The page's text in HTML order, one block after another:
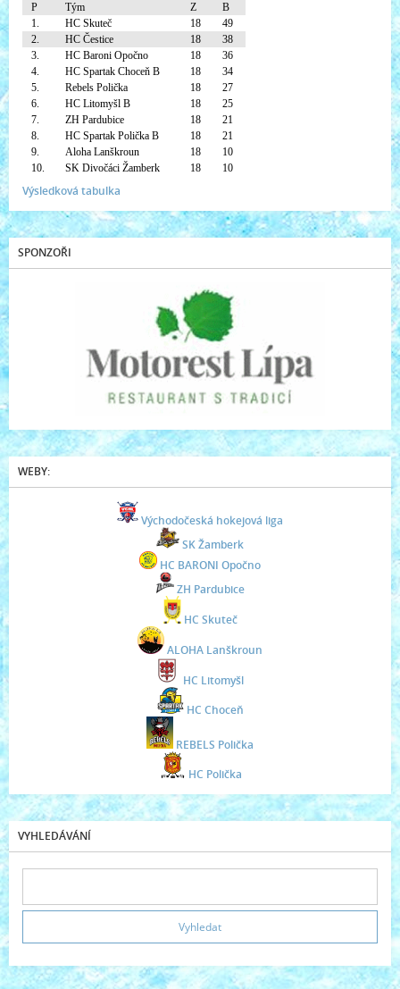
P Tým Z
B
1.
HC Skuteč 18
49
2.
HC Čestice 18
38
3.
HC Baroni Opočno 18
36
4.
HC Spartak Choceň B 18
34
5.
Rebels Polička 18
27
6.
HC Litomyšl B 18
25
7.
ZH Pardubice 18
21
8.
HC Spartak Polička B 18
21
9.
Aloha Lanškroun 18
10
10.
SK Divočáci Žamberk 18 10
Výsledková tabulka
SPONZOŘI
WEBY:
Východočeská hokejová liga
SK Žamberk
HC BARONI Opočno
ZH Pardubice
HC Skuteč
ALOHA Lanškroun
HC Litomyšl
HC Choceň
REBELS Polička
HC Polička
VYHLEDÁVÁNÍ